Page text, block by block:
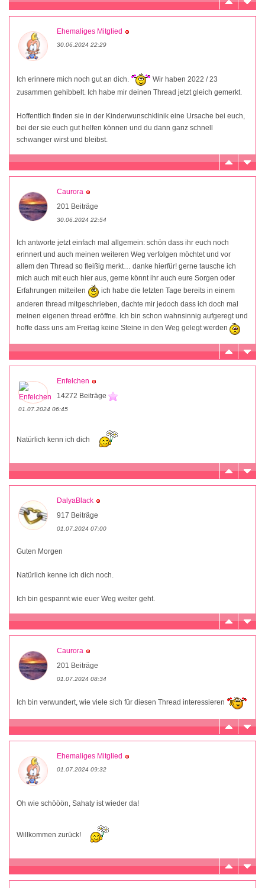
Ehemaliges Mitglied
30.06.2024 22:29
Ich erinnere mich noch gut an dich.
Wir haben 2022 / 23
zusammen gehibbelt. Ich habe mir deinen Thread jetzt gleich gemerkt.
Hoffentlich finden sie in der Kinderwunschklinik eine Ursache bei euch,
bei der sie euch gut helfen können und du dann ganz schnell
schwanger wirst und bleibst.
Caurora
201 Beiträge
30.06.2024 22:54
Ich antworte jetzt einfach mal allgemein: schön dass ihr euch noch
erinnert und auch meinen weiteren Weg verfolgen möchtet und vor
allem den Thread so fleißig merkt… danke hierfür! gerne tausche ich
mich auch mit euch hier aus, gerne könnt ihr auch eure Sorgen oder
Erfahrungen mitteilen
ich habe die letzten Tage bereits in einem
anderen thread mitgeschrieben, dachte mir jedoch dass ich doch mal
meinen eigenen thread eröffne. Ich bin schon wahnsinnig aufgeregt und
hoffe dass uns am Freitag keine Steine in den Weg gelegt werden
Enfelchen
14272 Beiträge
01.07.2024 06:45
Natürlich kenn ich dich
DalyaBlack
917 Beiträge
01.07.2024 07:00
Guten Morgen
Natürlich kenne ich dich noch.
Ich bin gespannt wie euer Weg weiter geht.
Caurora
201 Beiträge
01.07.2024 08:34
Ich bin verwundert, wie viele sich für diesen Thread interessieren
Ehemaliges Mitglied
01.07.2024 09:32
Oh wie schööön, Sahaty ist wieder da!
Willkommen zurück!